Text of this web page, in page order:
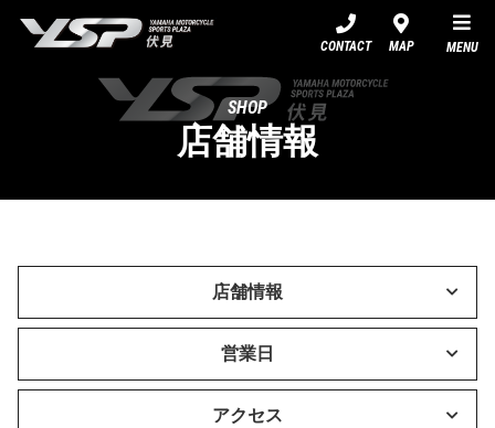
CONTACT MAP MENU
SHOP
店舗情報
店舗情報
営業日
アクセス